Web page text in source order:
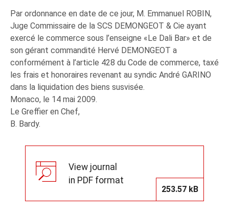
Par ordonnance en date de ce jour, M. Emmanuel ROBIN,
Juge Commissaire de la SCS DEMONGEOT & Cie ayant
exercé le commerce sous l’enseigne «Le Dali Bar» et de
son gérant commandité Hervé DEMONGEOT a
conformément à l’article 428 du Code de commerce, taxé
les frais et honoraires revenant au syndic André GARINO
dans la liquidation des biens susvisée.
Monaco, le 14 mai 2009.
Le Greffier en Chef,
B. Bardy.
View journal
in PDF format
253.57 kB